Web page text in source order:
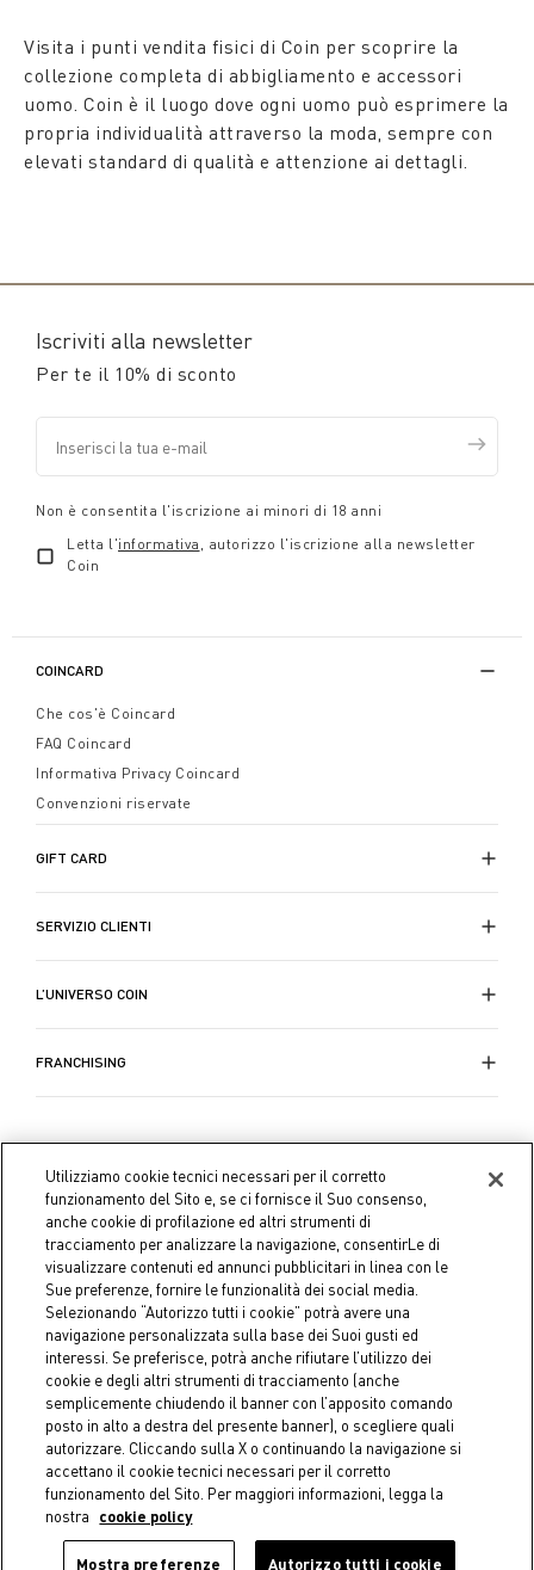
Visita i punti vendita fisici di Coin per scoprire la
collezione completa di abbigliamento e accessori
uomo. Coin è il luogo dove ogni uomo può esprimere la
propria individualità attraverso la moda, sempre con
elevati standard di qualità e attenzione ai dettagli.
Iscriviti alla newsletter
Per te il 10% di sconto
Non è consentita l'iscrizione ai minori di 18 anni
Letta l'informativa , autorizzo l'iscrizione alla newsletter
Coin
COINCARD
Che cos'è Coincard
FAQ Coincard
Informativa Privacy Coincard
Convenzioni riservate
GIFT CARD
SERVIZIO CLIENTI
L’UNIVERSO COIN
FRANCHISING
Coin S.p.A. C.F./P.IVA 04391480276, capitale sociale 10.123.282,23
Euro i.v.
Dati aziendali Cookie Policy Informativa Privacy
Utilizziamo cookie tecnici necessari per il corretto
funzionamento del Sito e, se ci fornisce il Suo consenso,
anche cookie di profilazione ed altri strumenti di
tracciamento per analizzare la navigazione, consentirLe di
visualizzare contenuti ed annunci pubblicitari in linea con le
Sue preferenze, fornire le funzionalità dei social media.
Selezionando “Autorizzo tutti i cookie” potrà avere una
navigazione personalizzata sulla base dei Suoi gusti ed
interessi. Se preferisce, potrà anche rifiutare l’utilizzo dei
cookie e degli altri strumenti di tracciamento (anche
semplicemente chiudendo il banner con l’apposito comando
posto in alto a destra del presente banner), o scegliere quali
autorizzare. Cliccando sulla X o continuando la navigazione si
accettano il cookie tecnici necessari per il corretto
funzionamento del Sito. Per maggiori informazioni, legga la
nostra
cookie policy
Mostra preferenze Autorizzo tutti i cookie